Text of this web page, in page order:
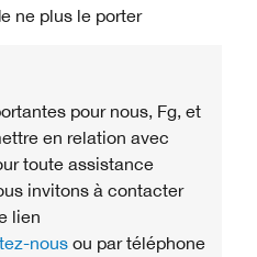
ne plus le porter
pour nous, Fg, et
en relation avec
toute assistance
invitons à contacter
lien
nous ou par téléphone